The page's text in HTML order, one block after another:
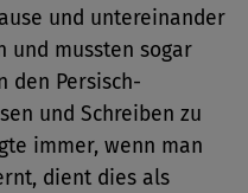
und untereinander
und mussten sogar
den Persisch-
und Schreiben zu
immer, wenn man
dient dies als